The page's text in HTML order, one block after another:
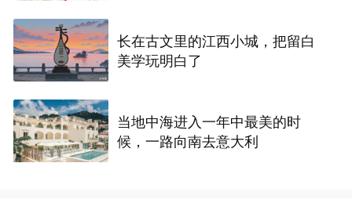
长在古文里的江西小城，把留白
美学玩明白了
当地中海进入一年中最美的时
候，一路向南去意大利